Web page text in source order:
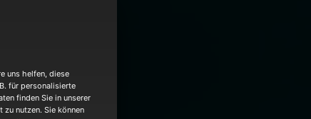
uns helfen, diese
für personalisierte
finden Sie in unserer
nutzen. Sie können